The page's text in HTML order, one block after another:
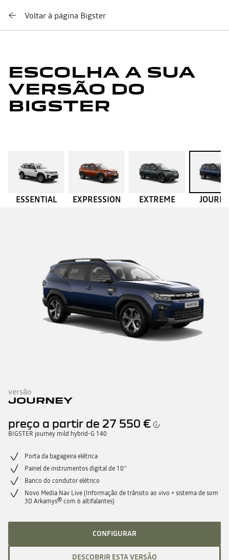
Voltar à página Bigster
ESCOLHA A SUA
VERSÃO DO
BIGSTER
ESSENTIAL EXPRESSION EXTREME
versão
JOURNEY
preço a partir de 27 550 €
BIGSTER journey mild hybrid-G 140
Porta da bagageira elétrica
Painel de instrumentos digital de 10''
Banco do condutor elétrico
Novo Media Nav Live (Informação de trânsito ao vivo + sistema de som
3D Arkamys® com 6 altifalantes)
CONFIGURAR
DESCOBRIR ESTA VERSÃO